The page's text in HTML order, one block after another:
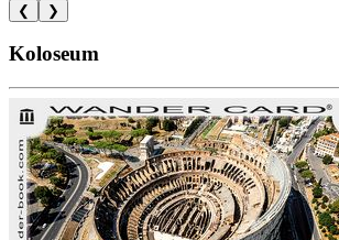
❮ ❯
Koloseum